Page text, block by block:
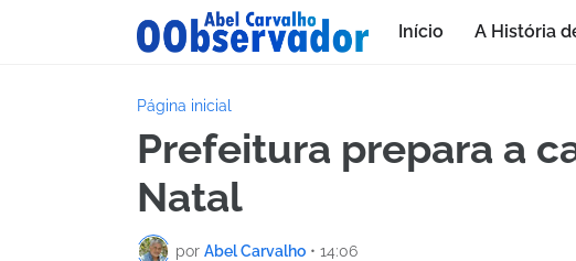
Início A História
Página inicial
Prefeitura prepara a
Natal
por Abel Carvalho • 14:06